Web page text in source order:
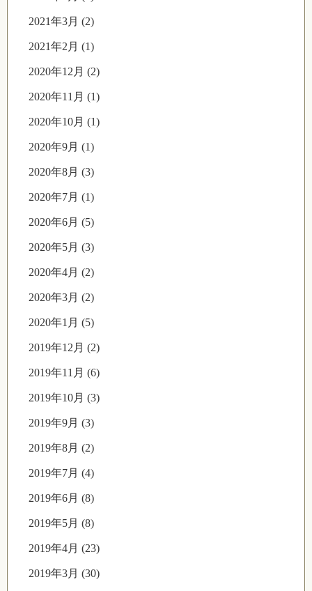
2021年3月 (2)
2021年2月 (1)
2020年12月 (2)
2020年11月 (1)
2020年10月 (1)
2020年9月 (1)
2020年8月 (3)
2020年7月 (1)
2020年6月 (5)
2020年5月 (3)
2020年4月 (2)
2020年3月 (2)
2020年1月 (5)
2019年12月 (2)
2019年11月 (6)
2019年10月 (3)
2019年9月 (3)
2019年8月 (2)
2019年7月 (4)
2019年6月 (8)
2019年5月 (8)
2019年4月 (23)
2019年3月 (30)